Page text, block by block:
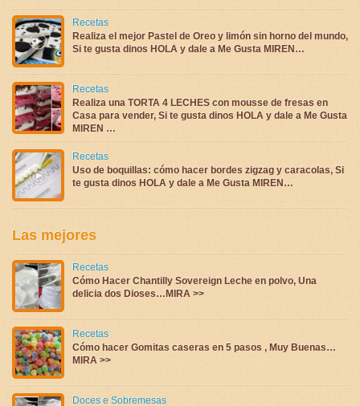
Recetas
Realiza el mejor Pastel de Oreo y limón sin horno del mundo,
Si te gusta dinos HOLA y dale a Me Gusta MIREN…
Recetas
Realiza una TORTA 4 LECHES con mousse de fresas en
Casa para vender, Si te gusta dinos HOLA y dale a Me Gusta
MIREN …
Recetas
Uso de boquillas: cómo hacer bordes zigzag y caracolas, Si
te gusta dinos HOLA y dale a Me Gusta MIREN…
Las mejores
Recetas
Cómo Hacer Chantilly Sovereign Leche en polvo, Una
delicia dos Dioses…MIRA >>
Recetas
Cómo hacer Gomitas caseras en 5 pasos , Muy Buenas…
MIRA >>
Doces e Sobremesas